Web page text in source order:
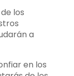
los
a
en los